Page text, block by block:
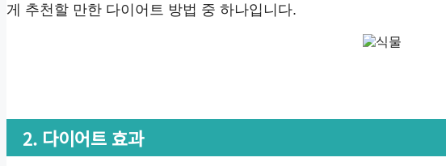
게 추천할 만한 다이어트 방법 중 하나입니다.
2. 다이어트 효과